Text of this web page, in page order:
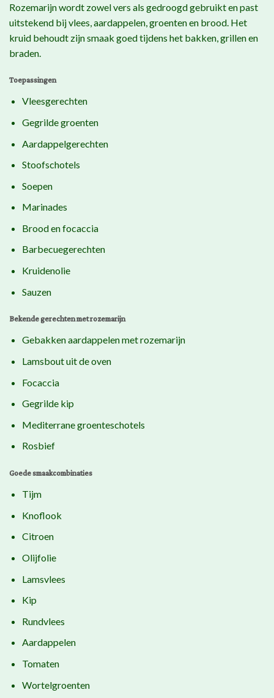
Rozemarijn wordt zowel vers als gedroogd gebruikt en past
uitstekend bij vlees, aardappelen, groenten en brood. Het
kruid behoudt zijn smaak goed tijdens het bakken, grillen en
braden.
Toepassingen
Vleesgerechten
Gegrilde groenten
Aardappelgerechten
Stoofschotels
Soepen
Marinades
Brood en focaccia
Barbecuegerechten
Kruidenolie
Sauzen
Bekende gerechten met rozemarijn
Gebakken aardappelen met rozemarijn
Lamsbout uit de oven
Focaccia
Gegrilde kip
Mediterrane groenteschotels
Rosbief
Goede smaakcombinaties
Tijm
Knoflook
Citroen
Olijfolie
Lamsvlees
Kip
Rundvlees
Aardappelen
Tomaten
Wortelgroenten